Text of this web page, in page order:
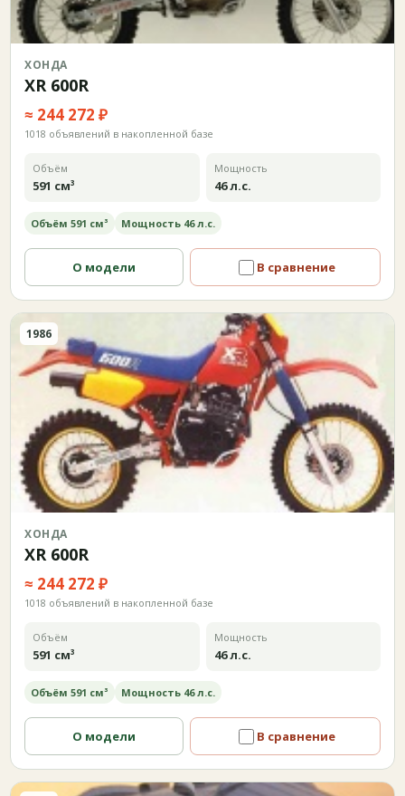
ХОНДА
XR 600R
≈ 244 272 ₽
1018 объявлений в накопленной базе
Объём
591 см³
Мощность
46 л.с.
Объём 591 см³ Мощность 46 л.с.
О модели В сравнение
1986
ХОНДА
XR 600R
≈ 244 272 ₽
1018 объявлений в накопленной базе
Объём
591 см³
Мощность
46 л.с.
Объём 591 см³ Мощность 46 л.с.
О модели В сравнение